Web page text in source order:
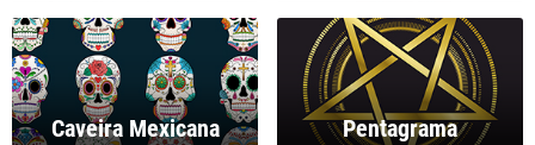
Caveira Mexicana Pentagrama